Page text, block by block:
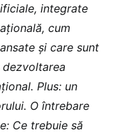
integrate
cum
și care sunt
Plus: un
O întrebare
Ce trebuie să